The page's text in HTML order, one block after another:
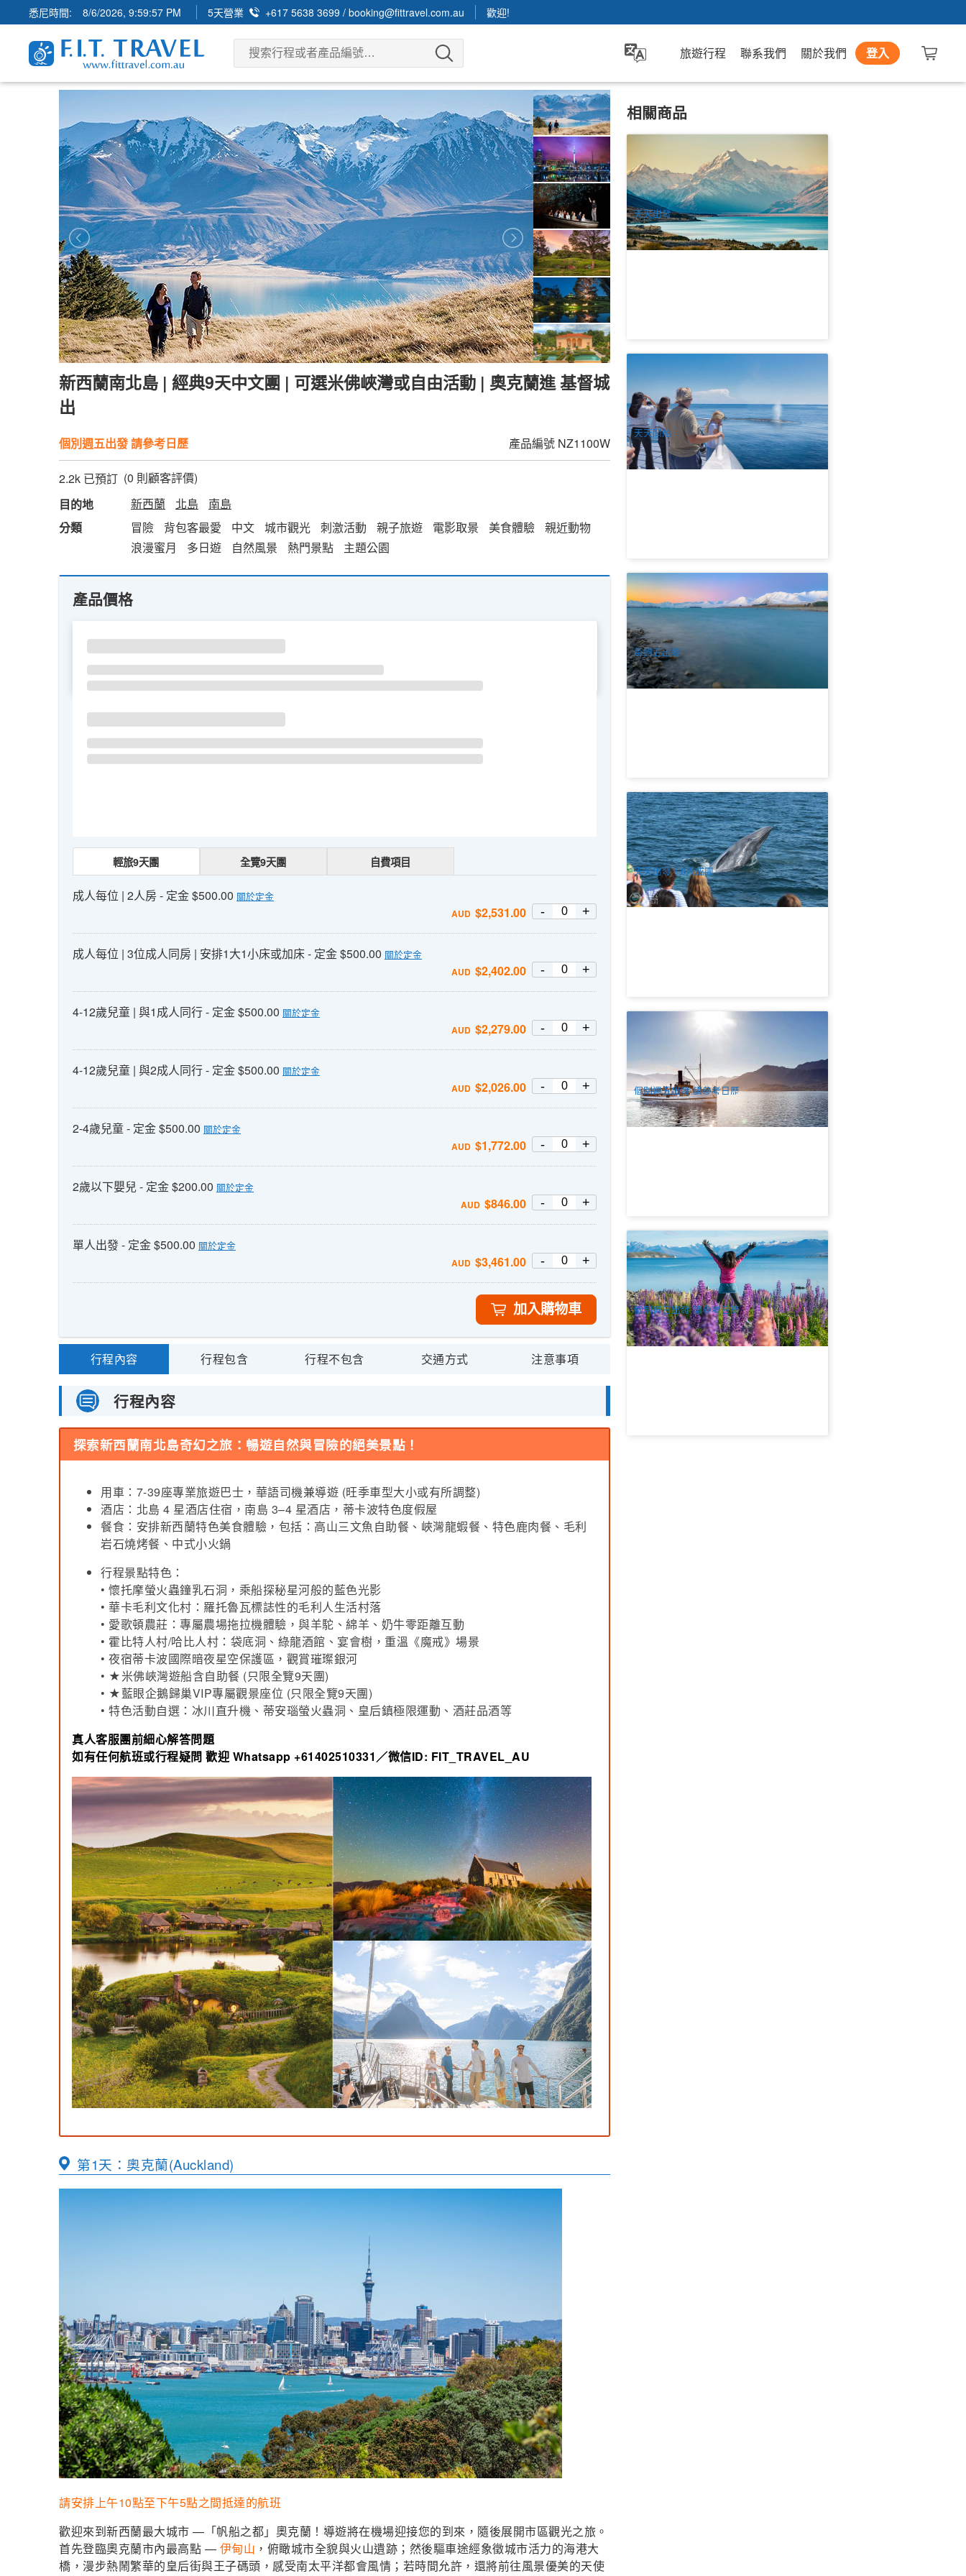
悉尼時間: 8/6/2026, 9:59:59 PM 5天營業 +617 5638 3699 /booking@fittravel.com.au 歡迎!
旅遊行程 聯系我們 關於我們 登入
新西蘭南北島 | 經典9天中文團 | 可選米佛峽灣或自由活動 | 奧克蘭進 基督城
出
個別週五出發 請參考日歷 產品編號 NZ1100W
2.2k 已預訂 (0 則顧客評價)
目的地
新西蘭 北島
南島
分類
冒險 背包客最愛 中文 城市觀光 刺激活動 親子旅遊 電影取景 美食體驗
親近動物
浪漫蜜月
多日遊 自然風景 熱門景點 主題公園
產品價格
SU MO TU WE
輕旅9天團 全覽9天團 自費項目
成人每位 | 2人房 - 定金 $500.00 關於定金
AUD $2,531.00 - +
成人每位 | 3位成人同房 | 安排1大1小床或加床 - 定金 $500.00 關於定金
AUD $2,402.00 - +
4-12歲兒童 | 與1成人同行 - 定金 $500.00 關於定金
AUD $2,279.00 - +
4-12歲兒童 | 與2成人同行 - 定金 $500.00 關於定金
AUD $2,026.00 - +
2-4歲兒童 - 定金 $500.00 關於定金
AUD $1,772.00 - +
2歲以下嬰兒 - 定金 $200.00 關於定金
AUD $846.00 - +
單人出發 - 定金 $500.00 關於定金
AUD $3,461.00 - +
加入購物車
行程內容 行程包含 行程不包含 交通方式 注意事項
行程內容
探索新西蘭南北島奇幻之旅：暢遊自然與冒險的絕美景點！
用車：7-39座專業旅遊巴士，華語司機兼導遊 (旺季車型大小或有所調整)
酒店：北島 4 星酒店住宿，南島 3–4 星酒店，蒂卡波特色度假屋
餐食：安排新西蘭特色美食體驗，包括：高山三文魚自助餐、峽灣龍蝦餐、特色鹿肉餐、毛利
岩石燒烤餐、中式小火鍋
行程景點特色：
• 懷托摩螢火蟲鐘乳石洞，乘船探秘星河般的藍色光影
• 華卡毛利文化村：羅托魯瓦標誌性的毛利人生活村落
• 愛歌頓農莊：專屬農場拖拉機體驗，與羊駝、綿羊、奶牛零距離互動
• 霍比特人村/哈比人村：袋底洞、綠龍酒館、宴會樹，重溫《魔戒》場景
• 夜宿蒂卡波國際暗夜星空保護區，觀賞璀璨銀河
• ★米佛峽灣遊船含自助餐 (只限全覽9天團)
• ★藍眼企鵝歸巢VIP專屬觀景座位 (只限全覽9天團)
• 特色活動自選：冰川直升機、蒂安瑙螢火蟲洞、皇后鎮極限運動、酒莊品酒等
真人客服團前細心解答問題
如有任何航班或行程疑問 歡迎 Whatsapp +61402510331／微信ID: FIT_TRAVEL_AU
第1天：奧克蘭(Auckland)
請安排上午10點至下午5點之間抵達的航班
歡迎來到新西蘭最大城市 —「帆船之都」奧克蘭！導遊將在機場迎接您的到來，隨後展開市區觀光之旅。
首先登臨奧克蘭市內最高點 — 伊甸山 ，俯瞰城市全貌與火山遺跡；然後驅車途經象徵城市活力的海港大
橋，漫步熱鬧繁華的皇后街與王子碼頭，感受南太平洋都會風情；若時間允許，還將前往風景優美的天使
相關商品
基督城➔庫克山單線半日遊｜蒂卡波湖・
好牧羊人教堂・南阿爾卑斯山
561 已預訂
AUD $178.00
NZ1119
天天出發
Tikapa Moana 豪拉基灣觀鯨、海豚與島
嶼巡航 | 奧克蘭出發
665 已預訂
AUD $150.00 $151.00
NZ1137
天天開船
新西蘭南北島11天中文團(升級安排奔馳旅
遊巴士) | 10月-3月限定
6.8k 已預訂
AUD $3,758.00
每週五出發
新西蘭北島 | 豪華島嶼灣3天中文遊 | 奧克
蘭進出
813 已預訂
AUD $1,183.00 $1,207.00
NZ1011
天天出發，6人成團
新西蘭南島 | 東線6天中文團 | 奔馳15人內
AUD $2,930.00
NZ1092W
個別週五出發 請參考日歷
新西蘭南北島 | 中線美食10天中文團 | 米
佛峽灣+藍眼企鵝 | 基督城進 奧克蘭出
5.3k 已預訂
AUD $3,279.00
NZ1031W-10D
個別週日出發 請參考日歷